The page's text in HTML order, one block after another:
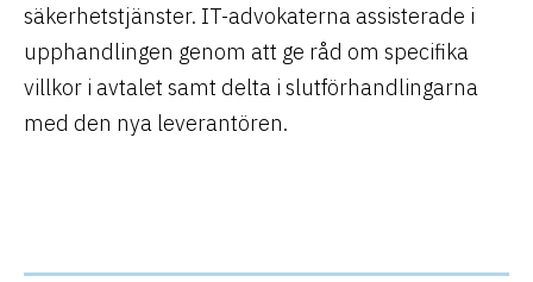
säkerhetstjänster. IT-advokaterna assisterade i
upphandlingen genom att ge råd om specifika
villkor i avtalet samt delta i slutförhandlingarna
med den nya leverantören.